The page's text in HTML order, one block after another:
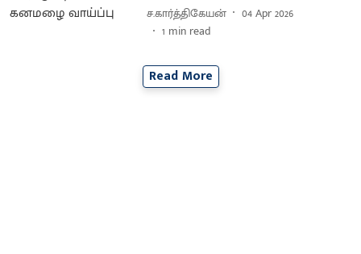
ச.கார்த்திகேயன்
04 Apr 2026
1 min read
Read More